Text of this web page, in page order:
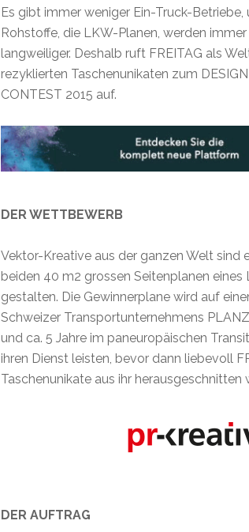
Es gibt immer weniger Ein-Truck-Betriebe,
Rohstoffe, die LKW-Planen, werden
langweiliger. Deshalb ruft FREITAG als
rezyklierten Taschenunikaten zum
CONTEST 2015 auf.
DER WETTBEWERB
Vektor-Kreative aus der ganzen Welt sind
beiden 40 m2 grossen Seitenplanen eines
gestalten. Die Gewinnerplane wird auf
Schweizer Transportunternehmens
und ca. 5 Jahre im paneuropäischen
ihren Dienst leisten, bevor dann liebevoll
Taschenunikate aus ihr herausgeschnitten
DER AUFTRAG